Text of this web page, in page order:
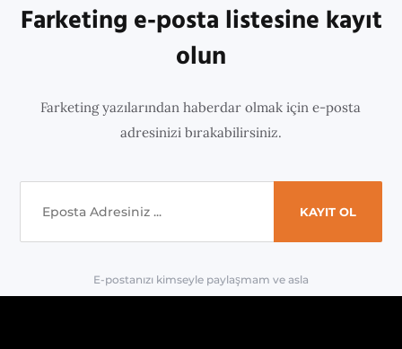
Farketing e-posta listesine kayıt
olun
Farketing yazılarından haberdar olmak için e-posta
adresinizi bırakabilirsiniz.
E-postanızı kimseyle paylaşmam ve asla